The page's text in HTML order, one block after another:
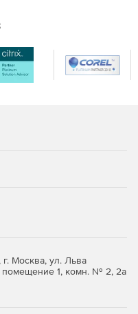
и развертывание
и более 250
встроенного модуля
паролями и
о причине, влиянии и
веб-сервера. Эта
атак.
Москва, ул. Льва
помещение 1, комн. № 2, 2а